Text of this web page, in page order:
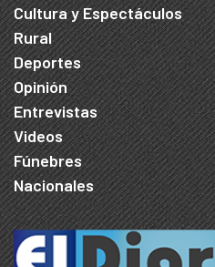
Cultura y Espectáculos
Rural
Deportes
Opinión
Entrevistas
Videos
Fúnebres
Nacionales